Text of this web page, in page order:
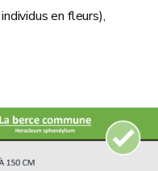
en fleurs),